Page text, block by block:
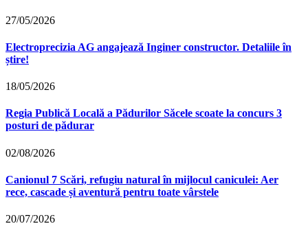
27/05/2026
Electroprecizia AG angajează Inginer constructor. Detaliile în
știre!
18/05/2026
Regia Publică Locală a Pădurilor Săcele scoate la concurs 3
posturi de pădurar
02/08/2026
Canionul 7 Scări, refugiu natural în mijlocul caniculei: Aer
rece, cascade și aventură pentru toate vârstele
20/07/2026